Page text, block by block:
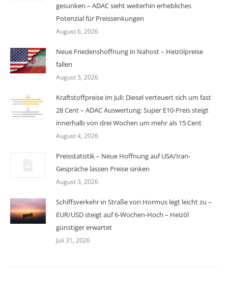
gesunken – ADAC sieht weiterhin erhebliches
Potenzial für Preissenkungen
August 6, 2026
Neue Friedenshoffnung in Nahost – Heizölpreise
fallen
August 5, 2026
Kraftstoffpreise im Juli: Diesel verteuert sich um fast
28 Cent – ADAC Auswertung: Super E10-Preis steigt
innerhalb von drei Wochen um mehr als 15 Cent
August 4, 2026
Preisstatistik – Neue Hoffnung auf USA/Iran-
Gespräche lassen Preise sinken
August 3, 2026
Schiffsverkehr in Straße von Hormus legt leicht zu –
EUR/USD steigt auf 6-Wochen-Hoch – Heizöl
günstiger erwartet
Juli 31, 2026